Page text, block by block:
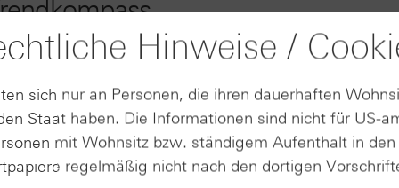
nach Levy wird der aktuelle Schlusskurs¹ des
gesetzt. Damit handelt es sich um eine langfristige,
dabei, dass der aktuelle Schlusskurs eines
hinweisen könnte. Umgekehrt weisen
27 Wochen hin.
den aktuellen Schlusskurs ins Verhältnis zu nur einem
Hinweise /
sich nur an Personen, die ihren dauerhaften
Staat haben. Die Informationen sind nicht für US-
mit Wohnsitz bzw. ständigem Aufenthalt in
regelmäßig nicht nach den dortigen